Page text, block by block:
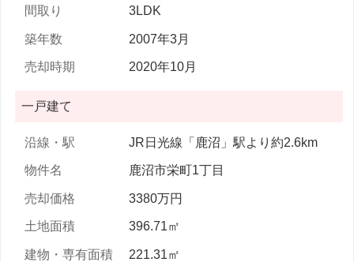
3LDK
2007年3月
2020年10月
一戸建て
JR日光線「鹿沼」駅より約2.6km
鹿沼市栄町1丁目
3380万円
396.71㎡
221.31㎡